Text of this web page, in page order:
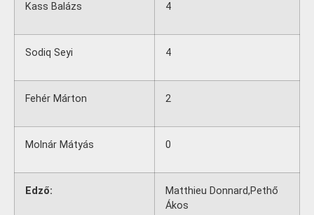
Kass Balázs 4
Sodiq Seyi 4
Fehér Márton 2
Molnár Mátyás 0
Edző:
Matthieu Donnard,Pethő
Ákos